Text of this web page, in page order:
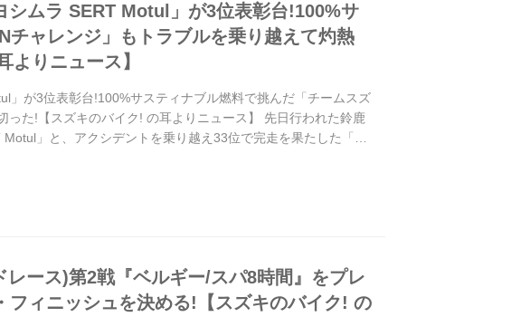
シムラ SERT Motul」が3位表彰台!100%サ
ャレンジ」もトラブルを乗り越えて灼熱
りニュース】
」が3位表彰台!100%サスティナブル燃料で挑んだ「チームスズ
た!【スズキのバイク! の耳よりニュース】 先日行われた鈴鹿
」と、アクシデントを乗り越え33位で完走を果たした「チ
ース)第2戦『ベルギー/スパ8時間』をプレ
ィニッシュを決める!【スズキのバイク! の